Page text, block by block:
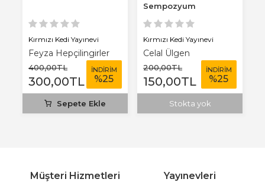
Kırmızı Kedi Yayınevi
Feyza Hepçilingirler
400,00TL
300,00TL
İNDİRİM
%25
Sepete Ekle
Sempozyum
Kırmızı Kedi Yayınevi
Celal Ülgen
200,00TL
150,00TL
İNDİRİM
%25
Stokta yok
Müşteri Hizmetleri Yayınevleri